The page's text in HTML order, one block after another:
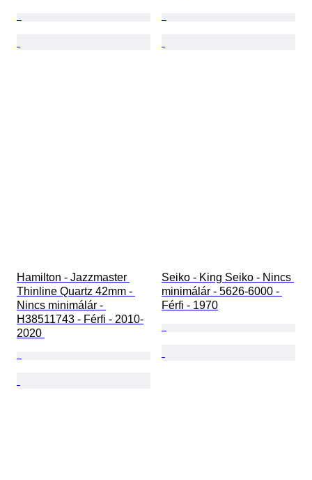
Hamilton - Jazzmaster
Thinline Quartz 42mm -
Nincs minimálár -
H38511743 - Férfi - 2010-
2020
Seiko - King Seiko - Nincs
minimálár - 5626-6000 -
Férfi - 1970